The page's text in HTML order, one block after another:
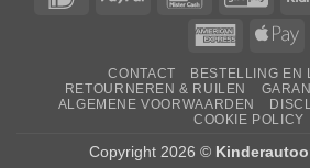
American
CONTACT
BESTELLING EN
RETOURNEREN & RUILEN
ALGEMENE VOORWAARDEN
COOKIE POLICY
Copyright 2026 ©